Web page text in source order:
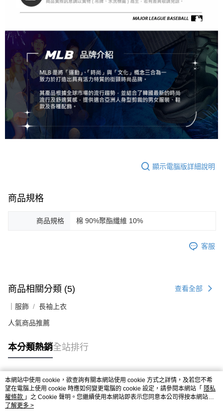
顯示電腦版詳細說明
商品規格
商品規格 棉 90%聚酯纖維 10%
客服
商品相關分類 (5) 查看全部
｜服飾 長袖上衣
人氣商品推薦
本分類熱銷全站排行
熱門標籤
本網站中使用 cookie，欲查詢有關本網站使用 cookie 方式之詳情，及若您不希
望在電腦上使用 cookie 時應如何變更電腦的 cookie 設定，請參閱本網站「 隱私
權條款 」之 Cookie 聲明。您繼續使用本網站即表示您同意本公司得按本網站使
用條款之 Cookie 聲明使用 cookie。
了解更多 >